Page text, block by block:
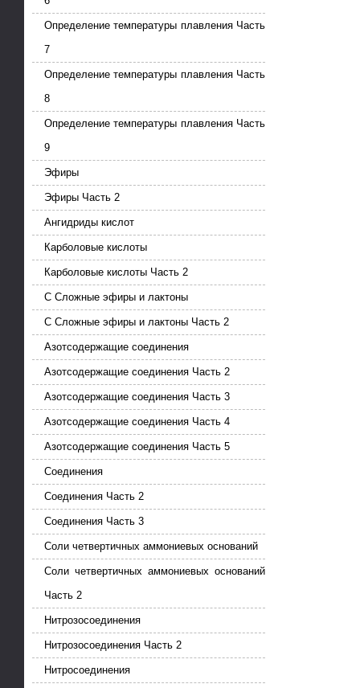
Определение температуры плавления Часть
7
Определение температуры плавления Часть
8
Определение температуры плавления Часть
9
Эфиры
Эфиры Часть 2
Ангидриды кислот
Карболовые кислоты
Карболовые кислоты Часть 2
С Сложные эфиры и лактоны
С Сложные эфиры и лактоны Часть 2
Азотсодержащие соединения
Азотсодержащие соединения Часть 2
Азотсодержащие соединения Часть 3
Азотсодержащие соединения Часть 4
Азотсодержащие соединения Часть 5
Соединения
Соединения Часть 2
Соединения Часть 3
Соли четвертичных аммониевых оснований
Соли четвертичных аммониевых оснований
Часть 2
Нитрозосоединения
Нитрозосоединения Часть 2
Нитросоединения